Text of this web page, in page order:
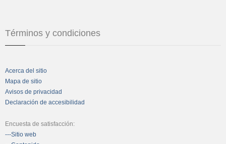
Términos y condiciones
Acerca del sitio
Mapa de sitio
Avisos de privacidad
Declaración de accesibilidad
Encuesta de satisfacción:
---Sitio web